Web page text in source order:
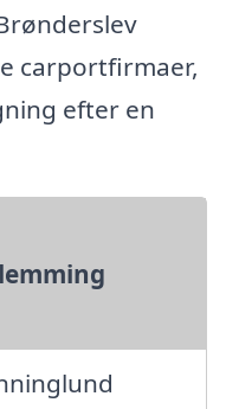
carportfirmaer,
efter en